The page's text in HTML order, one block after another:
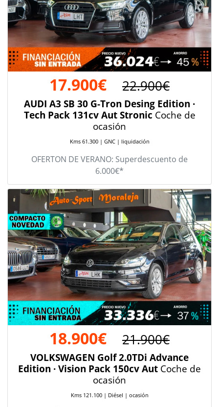
17.900€ 22.900€
AUDI A3 SB 30 G-Tron Desing Edition ·
Tech Pack 131cv Aut Stronic Coche de
ocasión
Kms 61.300 | GNC | liquidación
OFERTON DE VERANO: Superdescuento de
6.000€*
18.900€ 21.900€
VOLKSWAGEN Golf 2.0TDi Advance
Edition · Vision Pack 150cv Aut Coche de
ocasión
Kms 121.100 | Diésel | ocasión